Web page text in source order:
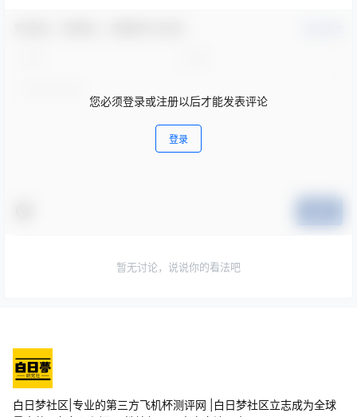
您必须登录或注册以后才能发表评论
登录
暂无讨论，说说你的看法吧
白日梦社区|专业的第三方飞机杯测评网 |白日梦社区立志成为全球